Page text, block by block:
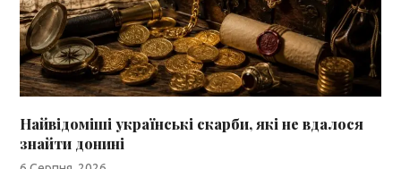
Найвідоміші українські скарби, які не вдалося
знайти донині